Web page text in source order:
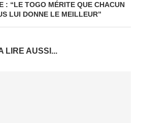
: “LE TOGO MÉRITE QUE CHACUN
LUI DONNE LE MEILLEUR”
LIRE AUSSI...